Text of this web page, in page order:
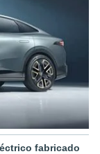
fabricado